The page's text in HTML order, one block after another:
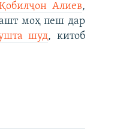
Алиев,
моҳ пеш дар
шуд, китоб